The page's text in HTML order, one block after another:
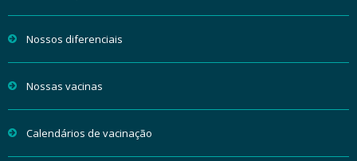
Nossos diferenciais
Nossas vacinas
Calendários de vacinação